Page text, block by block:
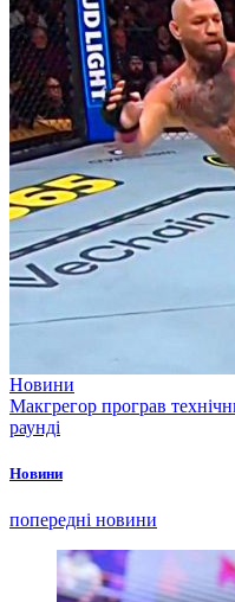
Новини
Макгрегор програв
раунді
Новини
попередні новини